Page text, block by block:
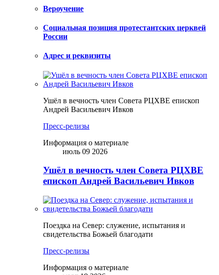
Вероучение
Социальная позиция протестантских церквей
России
Адрес и реквизиты
Ушёл в вечность член Совета РЦХВЕ епископ
Андрей Васильевич Ивков
Пресс-релизы
Информация о материале
июль 09 2026
Ушёл в вечность член Совета РЦХВЕ
епископ Андрей Васильевич Ивков
Поездка на Север: служение, испытания и
свидетельства Божьей благодати
Пресс-релизы
Информация о материале